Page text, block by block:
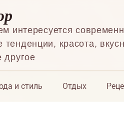
интересуется
красота,
другое
и стиль Отдых